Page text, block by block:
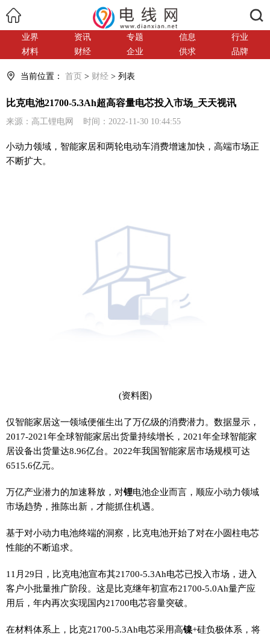
业界 资讯 专题 信息
行业
材料
财经 企业 供求 品牌
当前位置： 首页 > 财经 > 列表
比克电池21700-5.3Ah超高容量电芯投入市场_天天视讯
来源：高工锂电网 时间：2022-11-30 10:44:55
小动力领域，智能家居和两轮电动车消费增速加快，高端市场正
不断扩大。
(资料图)
仅智能家居这一领域便催生出了万亿级的消费潜力。数据显示，
2017-2021年全球智能家居出货量持续增长，2021年全球智能家
居设备出货量达8.96亿台。2022年我国智能家居市场规模可达
6515.6亿元。
万亿产业潜力的加速释放，对锂电池企业而言，顺应小动力领域
市场趋势，推陈出新，才能抓住机遇。
基于对小动力电池终端的洞察，比克电池开始了对在小圆柱电芯
性能的不断追求。
11月29日，比克电池宣布其21700-5.3Ah电芯已投入市场，进入
客户小批量推广阶段。这是比克继年初宣布21700-5.0Ah量产应
用后，年内再次实现国内21700电芯容量突破。
在材料体系上，比克21700-5.3Ah电芯采用高镍+硅负极体系，将